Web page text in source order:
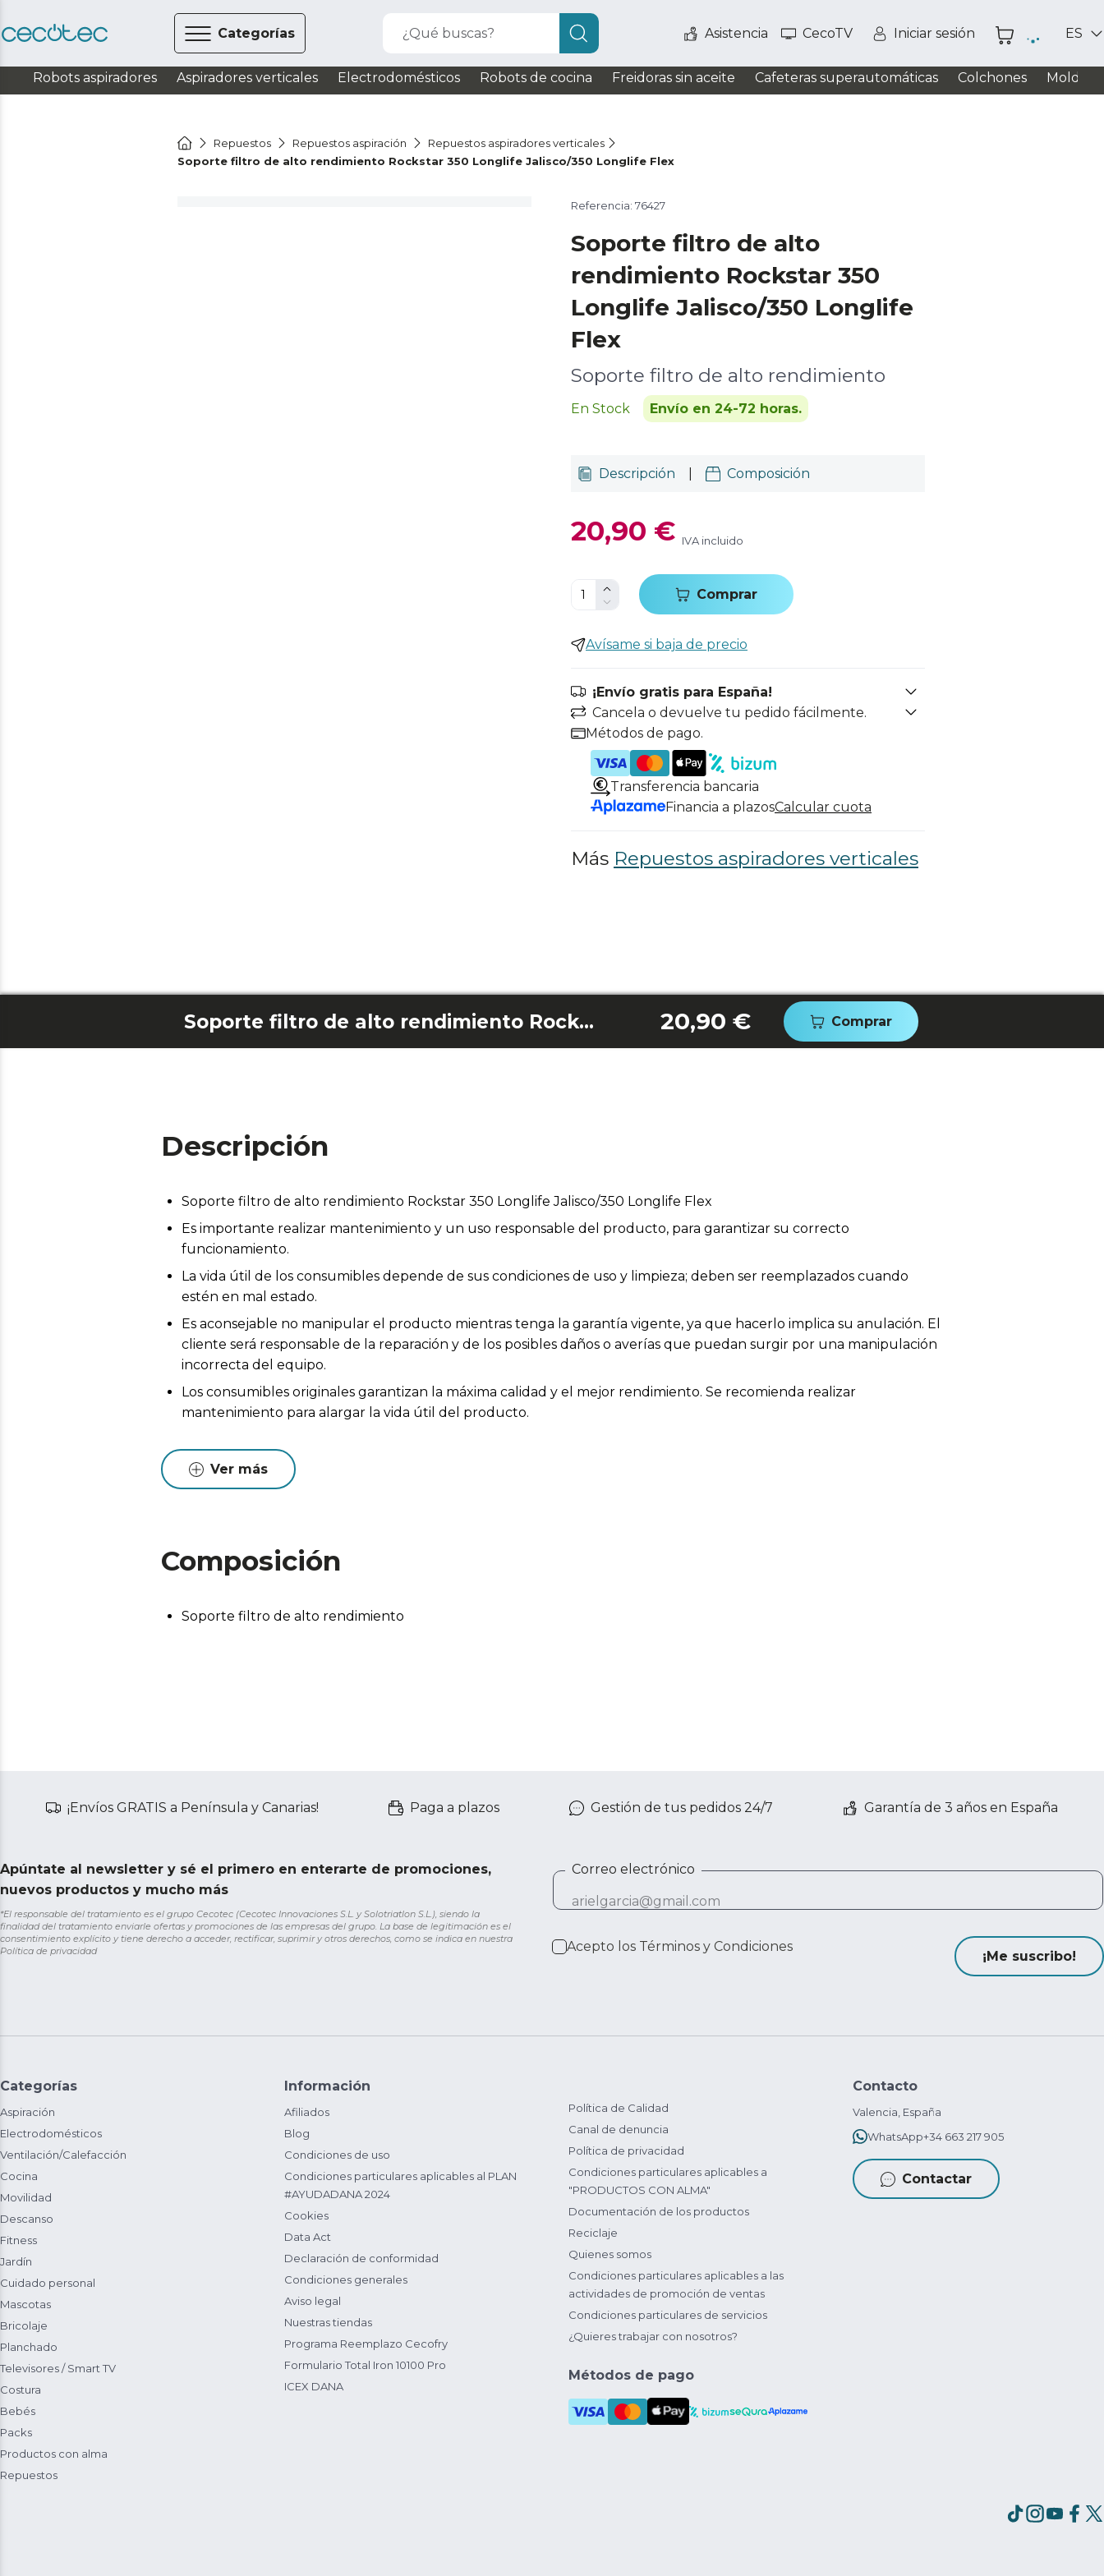
Categorías ¿Qué buscas? Asistencia CecoTV Iniciar sesión ES
Robots aspiradores Aspiradores verticales Electrodomésticos Robots de cocina Freidoras sin aceite Cafeteras superautomáticas Colchones
Repuestos Repuestos aspiración
Repuestos aspiradores verticales
Soporte filtro de alto rendimiento Rockstar 350 Longlife Jalisco/350 Longlife Flex
Referencia: 76427
Soporte filtro de alto
rendimiento Rockstar 350
Longlife Jalisco/350 Longlife
Flex
Soporte filtro de alto rendimiento
En Stock Envío en 24-72 horas.
Descripción Composición
20,90 € IVA incluido
Comprar
Avísame si baja de precio
¡Envío gratis para España!
Cancela o devuelve tu pedido fácilmente.
Métodos de pago.
Transferencia bancaria
Financia a plazosCalcular cuota
Más Repuestos aspiradores verticales
Soporte filtro de alto rendimiento Rockstar 350 Longlife Jalisco/350 Longlife Flex 20,90 € Comprar
Descripción
Soporte filtro de alto rendimiento Rockstar 350 Longlife Jalisco/350 Longlife Flex
Es importante realizar mantenimiento y un uso responsable del producto, para garantizar su correcto
funcionamiento.
La vida útil de los consumibles depende de sus condiciones de uso y limpieza; deben ser reemplazados cuando
estén en mal estado.
Es aconsejable no manipular el producto mientras tenga la garantía vigente, ya que hacerlo implica su anulación. El
cliente será responsable de la reparación y de los posibles daños o averías que puedan surgir por una manipulación
incorrecta del equipo.
Los consumibles originales garantizan la máxima calidad y el mejor rendimiento. Se recomienda realizar
mantenimiento para alargar la vida útil del producto.
Ver más
Composición
Soporte filtro de alto rendimiento
¡Envíos GRATIS a Península y Canarias! Paga a plazos Gestión de tus pedidos 24/7 Garantía de 3 años en España
Apúntate al newsletter y sé el primero en enterarte de promociones,
nuevos productos y mucho más
*El responsable del tratamiento es el grupo Cecotec (Cecotec Innovaciones S.L. y Solotriatlon S.L.), siendo la
finalidad del tratamiento enviarle ofertas y promociones de las empresas del grupo. La base de legitimación es el
consentimiento explícito y tiene derecho a acceder, rectificar, suprimir y otros derechos, como se indica en nuestra
Política de privacidad
Correo electrónico
Acepto los Términos y Condiciones
¡Me suscribo!
Categorías
Aspiración
Electrodomésticos
Ventilación/Calefacción
Cocina
Movilidad
Descanso
Fitness
Jardín
Cuidado personal
Mascotas
Bricolaje
Planchado
Televisores / Smart TV
Costura
Bebés
Packs
Productos con alma
Repuestos
Información
Afiliados
Blog
Condiciones de uso
Condiciones particulares aplicables al PLAN
#AYUDADANA 2024
Cookies
Data Act
Declaración de conformidad
Condiciones generales
Aviso legal
Nuestras tiendas
Programa Reemplazo Cecofry
Formulario Total Iron 10100 Pro
ICEX DANA
Política de Calidad
Canal de denuncia
Política de privacidad
Condiciones particulares aplicables a
"PRODUCTOS CON ALMA"
Documentación de los productos
Reciclaje
Quienes somos
Condiciones particulares aplicables a las
actividades de promoción de ventas
Condiciones particulares de servicios
¿Quieres trabajar con nosotros?
Métodos de pago
Contacto
Valencia, España
WhatsApp+34 663 217 905
Contactar